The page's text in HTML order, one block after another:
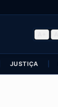
JUSTIÇA